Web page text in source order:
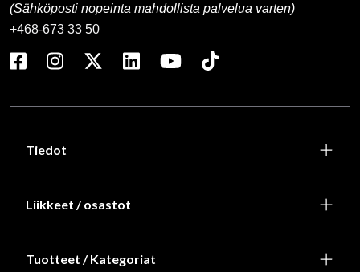
(Sähköposti nopeinta mahdollista palvelua varten)
+468-673 33 50
Tiedot
Liikkeet / osastot
Tuotteet / Kategoriat